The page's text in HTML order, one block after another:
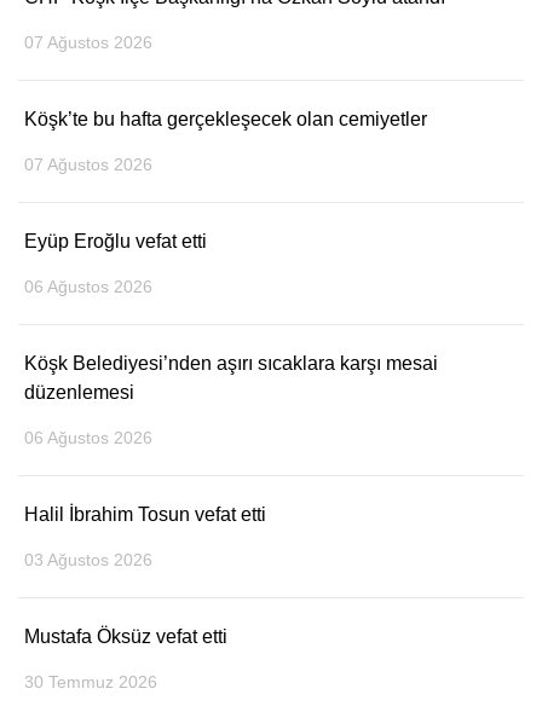
07 Ağustos 2026
Köşk’te bu hafta gerçekleşecek olan cemiyetler
07 Ağustos 2026
Eyüp Eroğlu vefat etti
06 Ağustos 2026
Köşk Belediyesi’nden aşırı sıcaklara karşı mesai
düzenlemesi
06 Ağustos 2026
Halil İbrahim Tosun vefat etti
03 Ağustos 2026
Mustafa Öksüz vefat etti
30 Temmuz 2026